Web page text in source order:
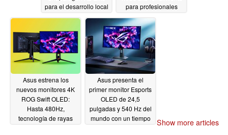
para el desarrollo local
para profesionales
Asus estrena los
nuevos monitores 4K
ROG Swift OLED:
Hasta 480Hz,
tecnología de rayas
Asus presenta el
primer monitor Esports
OLED de 24,5
pulgadas y 540 Hz del
mundo con un tiempo
Show more articles